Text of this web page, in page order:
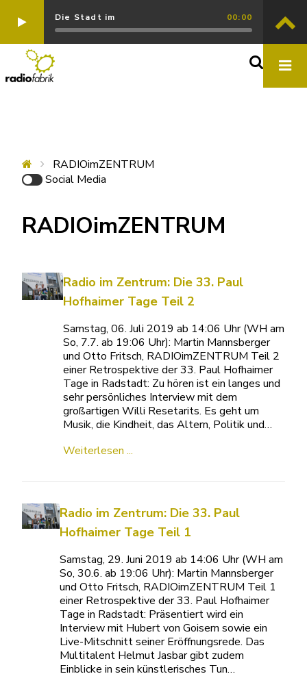
Die Stadt im 00:00
RADIOimZENTRUM
Social Media
RADIOimZENTRUM
Radio im Zentrum: Die 33. Paul
Hofhaimer Tage Teil 2
Samstag, 06. Juli 2019 ab 14:06 Uhr (WH am
So, 7.7. ab 19:06 Uhr): Martin Mannsberger
und Otto Fritsch, RADIOimZENTRUM Teil 2
einer Retrospektive der 33. Paul Hofhaimer
Tage in Radstadt: Zu hören ist ein langes und
sehr persönliches Interview mit dem
großartigen Willi Resetarits. Es geht um
Musik, die Kindheit, das Altern, Politik und…
Weiterlesen ...
Radio im Zentrum: Die 33. Paul
Hofhaimer Tage Teil 1
Samstag, 29. Juni 2019 ab 14:06 Uhr (WH am
So, 30.6. ab 19:06 Uhr): Martin Mannsberger
und Otto Fritsch, RADIOimZENTRUM Teil 1
einer Retrospektive der 33. Paul Hofhaimer
Tage in Radstadt: Präsentiert wird ein
Interview mit Hubert von Goisern sowie ein
Live-Mitschnitt seiner Eröffnungsrede. Das
Multitalent Helmut Jasbar gibt zudem
Einblicke in sein künstlerisches Tun…